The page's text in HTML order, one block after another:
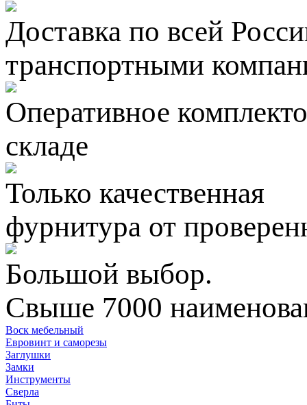
Доставка по всей
транспортными
Оперативное
складе
Только качественная
фурнитура от
Большой выбор.
Свыше 7000
Воск мебельный
Евровинт и саморезы
Заглушки
Замки
Инструменты
Сверла